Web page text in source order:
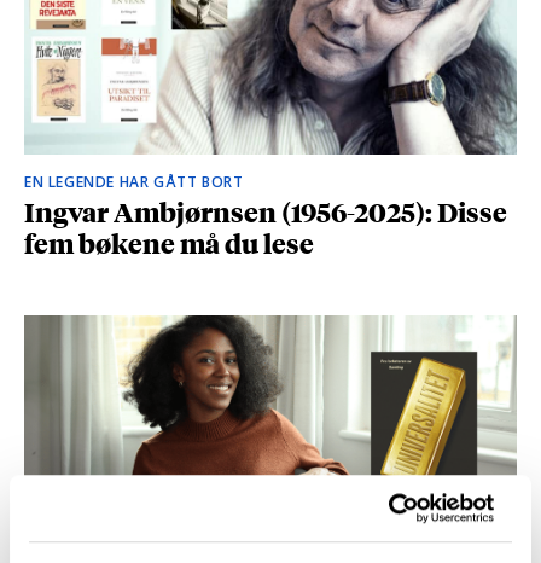
EN LEGENDE HAR GÅTT BORT
Ingvar Ambjørnsen (1956-2025): Disse
fem bøkene må du lese